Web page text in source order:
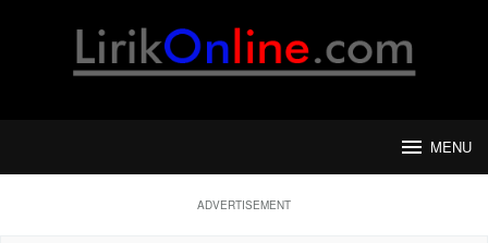
MENU
ADVERTISEMENT